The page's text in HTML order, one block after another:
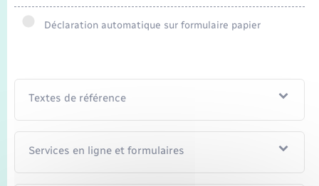
Déclaration automatique sur formulaire papier
Textes de référence
Services en ligne et formulaires